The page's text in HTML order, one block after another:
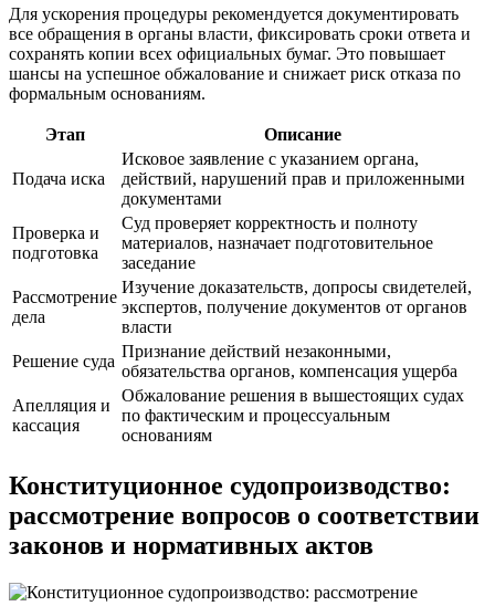
Для ускорения процедуры рекомендуется документировать
все обращения в органы власти, фиксировать сроки ответа и
сохранять копии всех официальных бумаг. Это повышает
шансы на успешное обжалование и снижает риск отказа по
формальным основаниям.
Этап Описание
Подача иска
Исковое заявление с указанием органа,
действий, нарушений прав и приложенными
документами
Проверка и
подготовка
Суд проверяет корректность и полноту
материалов, назначает подготовительное
заседание
Рассмотрение
дела
Изучение доказательств, допросы свидетелей,
экспертов, получение документов от органов
власти
Решение суда
Признание действий незаконными,
обязательства органов, компенсация ущерба
Апелляция и
кассация
Обжалование решения в вышестоящих судах
по фактическим и процессуальным
основаниям
Конституционное судопроизводство:
рассмотрение вопросов о соответствии
законов и нормативных актов